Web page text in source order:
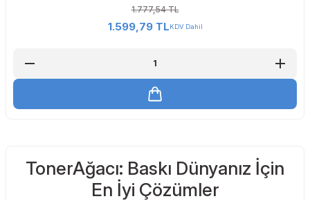
1.777,54 TL
1.599,79 TLKDV Dahil
TonerAğacı: Baskı Dünyanız İçin
En İyi Çözümler